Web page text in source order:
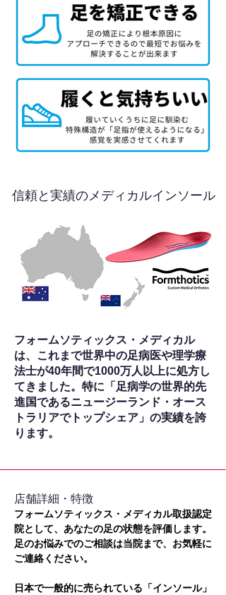
信頼と実績のメディカルインソール
フォームソティックス・メディカル
は、これまで世界中の足病医や理学療
法士が40年間で1000万人以上に処方し
てきました。特に「足病学の世界的先
進国であるニュージーランド・オース
トラリアでトップシェア」の実績を誇
ります。
​店舗詳細・特徴
フォームソティックス・メディカル取扱認定
院として、あなたの足の状態を評価します。
足のお悩みでのご相談は当院まで、お気軽に
ご連絡ください。
日本で一般的に売られている「インソール」